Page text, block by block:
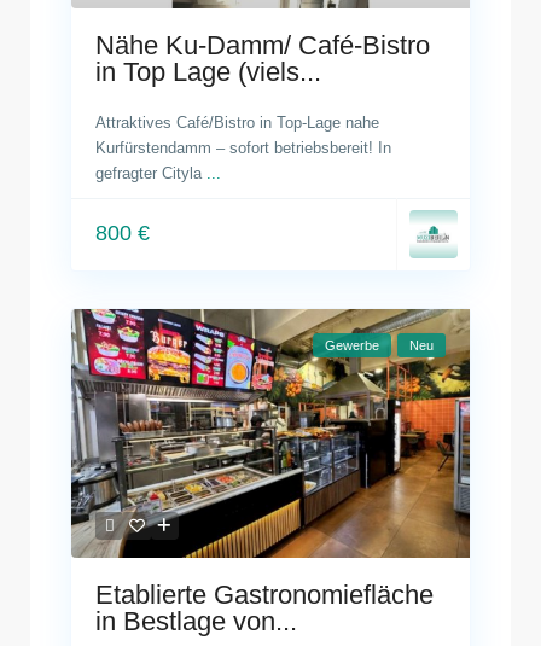
Nähe Ku-Damm/ Café-Bistro
in Top Lage (viels...
Attraktives Café/Bistro in Top-Lage nahe
Kurfürstendamm – sofort betriebsbereit! In
gefragter Cityla
800 €
Gewerbe Neu
Etablierte Gastronomiefläche
in Bestlage von...